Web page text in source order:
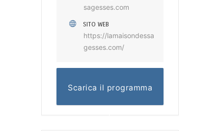
sagesses.com
SITO WEB
https://lamaisondessa
gesses.com/
Scarica il programma